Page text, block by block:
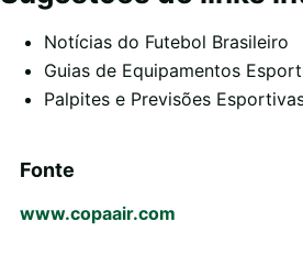
Notícias do Futebol Brasileiro
Guias de Equipamentos
Palpites e Previsões
Fonte
www.copaair.com